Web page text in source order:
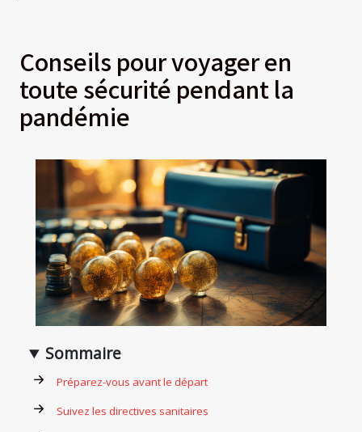
Conseils pour voyager en
toute sécurité pendant la
pandémie
Sommaire
Préparez-vous avant le départ
Suivez les directives sanitaires